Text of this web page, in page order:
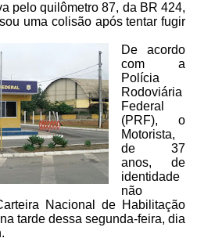
pelo quilômetro 87, da BR 424,
uma colisão após tentar fugir
De acordo
com a
Polícia
Rodoviária
Federal
(PRF), o
Motorista,
de 37
anos, de
identidade
não
Nacional de Habilitação
tarde dessa segunda-feira, dia